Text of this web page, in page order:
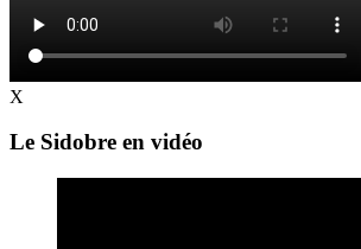
X
Le Sidobre en vidéo